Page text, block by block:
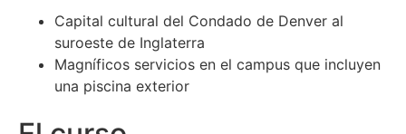
Capital cultural del Condado de Denver al
suroeste de Inglaterra
Magníficos servicios en el campus que incluyen
una piscina exterior